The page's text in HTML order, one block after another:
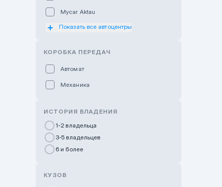
Mycar Aktau
Mycar Uralsk
GWM Nurly Zhol
Chery Astana
Показать все автоцентры
КОРОБКА ПЕРЕДАЧ
Автомат
Механика
ИСТОРИЯ ВЛАДЕНИЯ
1-2 владельца
3-5 владельцев
6 и более
КУЗОВ